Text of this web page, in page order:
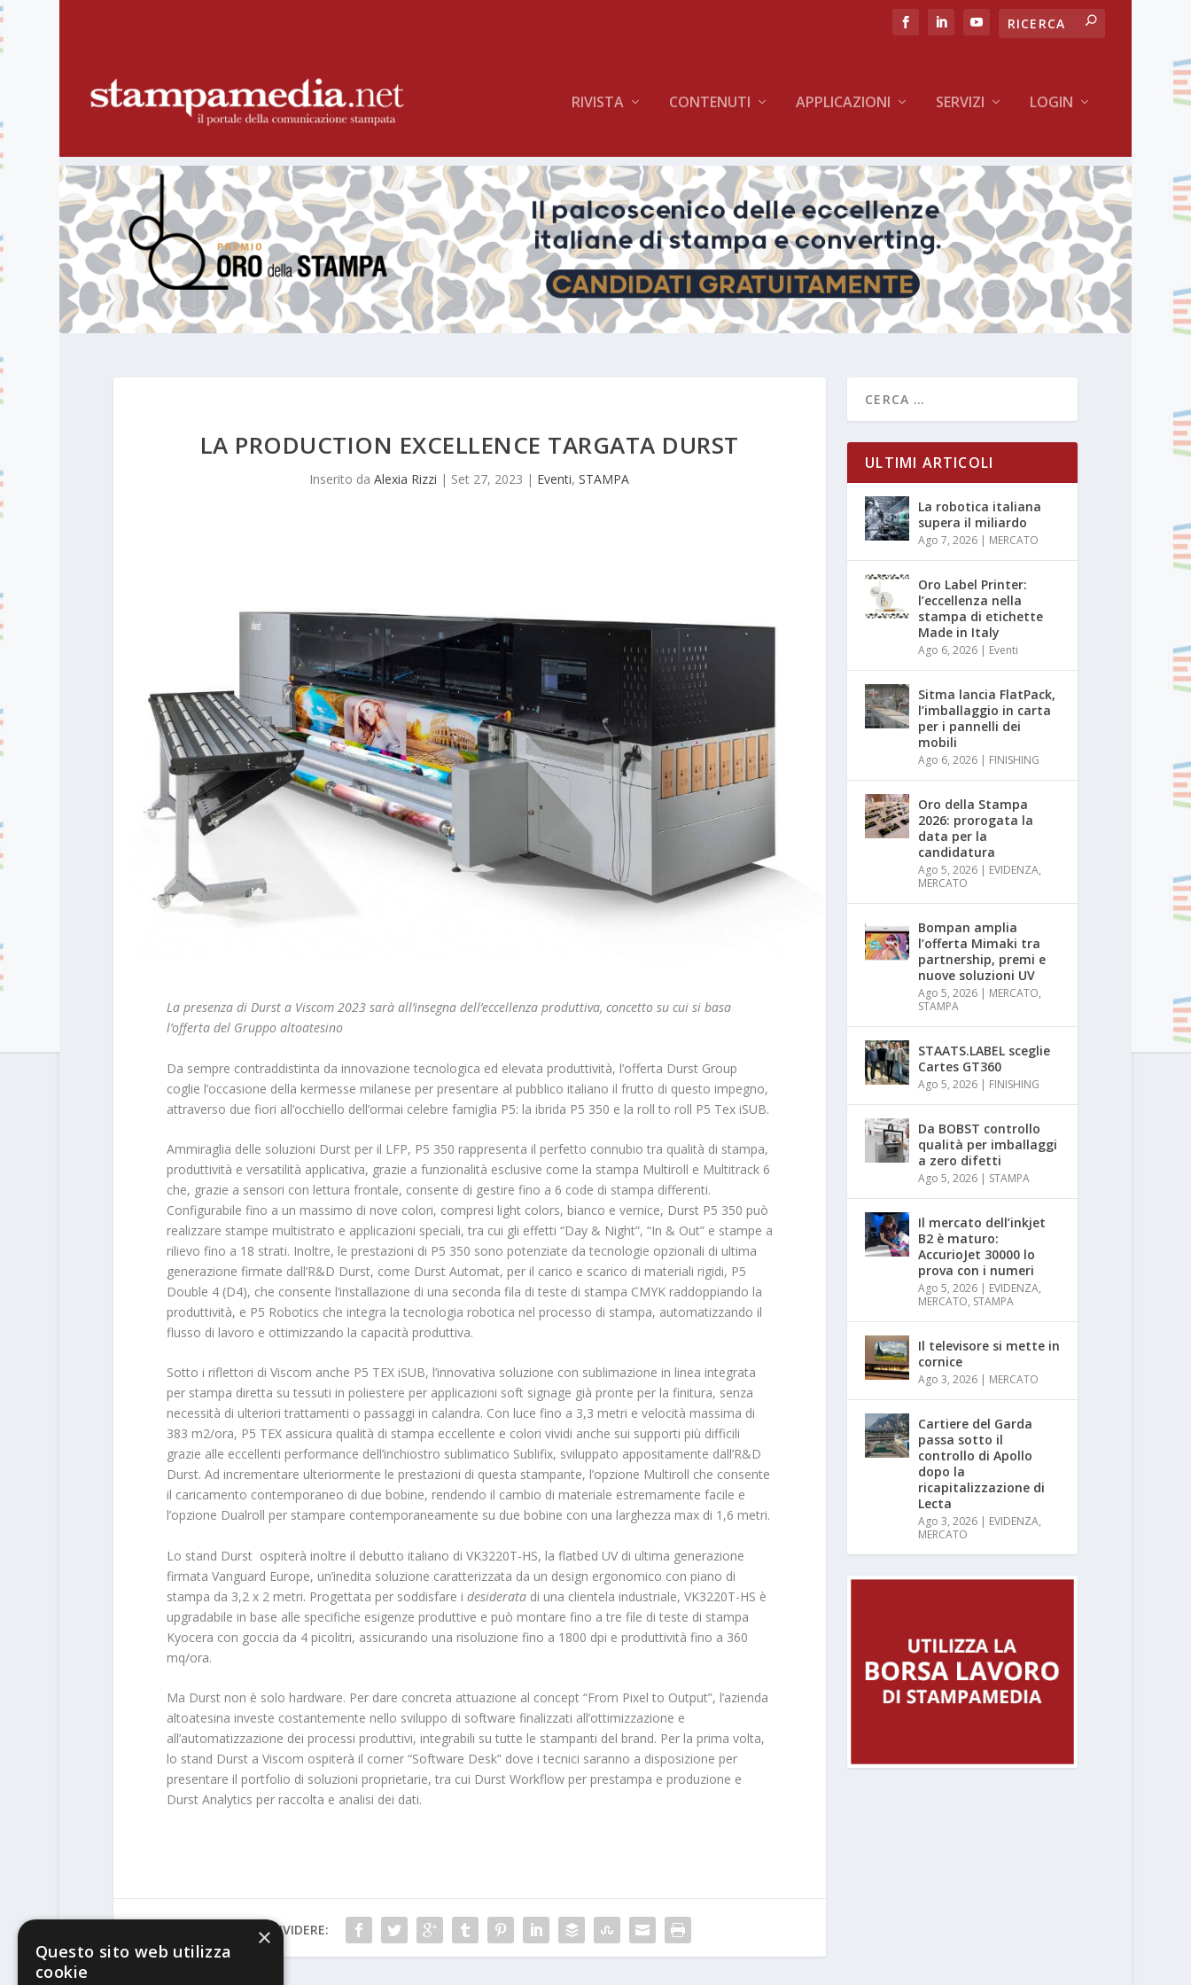
RIVISTA CONTENUTI APPLICAZIONI SERVIZI LOGIN
LA PRODUCTION EXCELLENCE TARGATA DURST
Inserito daAlexia Rizzi | Set 27, 2023 | Eventi,STAMPA
La presenza di Durst a Viscom 2023 sarà all’insegna dell’eccellenza produttiva, concetto su cui si basa
l’offerta del Gruppo altoatesino
Da sempre contraddistinta da innovazione tecnologica ed elevata produttività, l’offerta Durst Group
coglie l’occasione della kermesse milanese per presentare al pubblico italiano il frutto di questo impegno,
attraverso due fiori all’occhiello dell’ormai celebre famiglia P5: la ibrida P5 350 e la roll to roll P5 Tex iSUB.
Ammiraglia delle soluzioni Durst per il LFP, P5 350 rappresenta il perfetto connubio tra qualità di stampa,
produttività e versatilità applicativa, grazie a funzionalità esclusive come la stampa Multiroll e Multitrack 6
che, grazie a sensori con lettura frontale, consente di gestire fino a 6 code di stampa differenti.
Configurabile fino a un massimo di nove colori, compresi light colors, bianco e vernice, Durst P5 350 può
realizzare stampe multistrato e applicazioni speciali, tra cui gli effetti “Day & Night”, “In & Out” e stampe a
rilievo fino a 18 strati. Inoltre, le prestazioni di P5 350 sono potenziate da tecnologie opzionali di ultima
generazione firmate dall’R&D Durst, come Durst Automat, per il carico e scarico di materiali rigidi, P5
Double 4 (D4), che consente l’installazione di una seconda fila di teste di stampa CMYK raddoppiando la
produttività, e P5 Robotics che integra la tecnologia robotica nel processo di stampa, automatizzando il
flusso di lavoro e ottimizzando la capacità produttiva.
Sotto i riflettori di Viscom anche P5 TEX iSUB, l’innovativa soluzione con sublimazione in linea integrata
per stampa diretta su tessuti in poliestere per applicazioni soft signage già pronte per la finitura, senza
necessità di ulteriori trattamenti o passaggi in calandra. Con luce fino a 3,3 metri e velocità massima di
383 m2/ora, P5 TEX assicura qualità di stampa eccellente e colori vividi anche sui supporti più difficili
grazie alle eccellenti performance dell’inchiostro sublimatico Sublifix, sviluppato appositamente dall’R&D
Durst. Ad incrementare ulteriormente le prestazioni di questa stampante, l’opzione Multiroll che consente
il caricamento contemporaneo di due bobine, rendendo il cambio di materiale estremamente facile e
l’opzione Dualroll per stampare contemporaneamente su due bobine con una larghezza max di 1,6 metri.
Lo stand Durst ospiterà inoltre il debutto italiano di VK3220T-HS, la flatbed UV di ultima generazione
firmata Vanguard Europe, un’inedita soluzione caratterizzata da un design ergonomico con piano di
stampa da 3,2 x 2 metri. Progettata per soddisfare i desideratadi una clientela industriale, VK3220T-HS è
upgradabile in base alle specifiche esigenze produttive e può montare fino a tre file di teste di stampa
Kyocera con goccia da 4 picolitri, assicurando una risoluzione fino a 1800 dpi e produttività fino a 360
mq/ora.
Ma Durst non è solo hardware. Per dare concreta attuazione al concept “From Pixel to Output”, l’azienda
altoatesina investe costantemente nello sviluppo di software finalizzati all’ottimizzazione e
all’automatizzazione dei processi produttivi, integrabili su tutte le stampanti del brand. Per la prima volta,
lo stand Durst a Viscom ospiterà il corner “Software Desk” dove i tecnici saranno a disposizione per
presentare il portfolio di soluzioni proprietarie, tra cui Durst Workflow per prestampa e produzione e
Durst Analytics per raccolta e analisi dei dati.
CONDIVIDERE:
ULTIMI ARTICOLI
La robotica italiana
supera il miliardo
Ago 7, 2026 | MERCATO
Oro Label Printer:
l’eccellenza nella
stampa di etichette
Made in Italy
Ago 6, 2026 | Eventi
Sitma lancia FlatPack,
l’imballaggio in carta
per i pannelli dei
mobili
Ago 6, 2026 | FINISHING
Oro della Stampa
2026: prorogata la
data per la
candidatura
Ago 5, 2026 | EVIDENZA,
MERCATO
Bompan amplia
l’offerta Mimaki tra
partnership, premi e
nuove soluzioni UV
Ago 5, 2026 | MERCATO,
STAMPA
STAATS.LABEL sceglie
Cartes GT360
Ago 5, 2026 | FINISHING
Da BOBST controllo
qualità per imballaggi
a zero difetti
Ago 5, 2026 | STAMPA
Il mercato dell’inkjet
B2 è maturo:
AccurioJet 30000 lo
prova con i numeri
Ago 5, 2026 | EVIDENZA,
MERCATO, STAMPA
Il televisore si mette in
cornice
Ago 3, 2026 | MERCATO
Cartiere del Garda
passa sotto il
controllo di Apollo
dopo la
ricapitalizzazione di
Lecta
Ago 3, 2026 | EVIDENZA,
MERCATO
×
Questo sito web utilizza
cookie